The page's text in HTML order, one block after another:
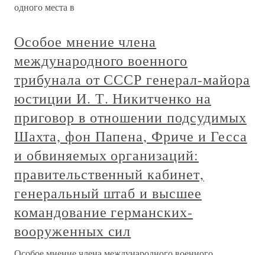
одного места в
Особое мнение члена
международного военного
трибунала от СССР генерал-майора
юстиции И. Т. Никитченко на
приговор в отношении подсудимых
Шахта, фон Папена, Фриче и Гесса
и обвиняемых организаций:
правительственный кабинет,
генеральный штаб и высшее
командование германских-
вооруженных сил